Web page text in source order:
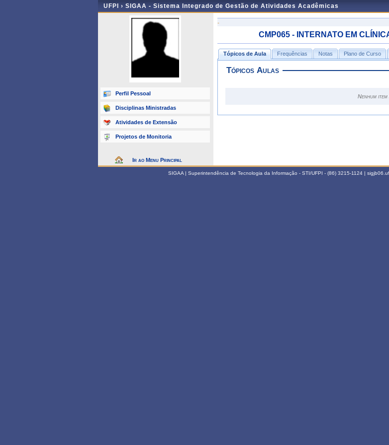
UFPI › SIGAA - Sistema Integrado de Gestão de Atividades Acadêmicas
Perfil Pessoal
Disciplinas Ministradas
Atividades de Extensão
Projetos de Monitoria
Ir ao Menu Principal
-
CMP065 - INTERNATO EM
Tópicos de Aula Frequências Notas Plano de Curso
Tópicos Aulas
Nenhum
SIGAA | Superintendência de Tecnologia da Informação - STI/UFPI - (86) 3215-1124 |